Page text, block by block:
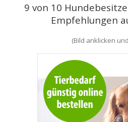
9 von 10
Empfehlungen
(Bild anklicken